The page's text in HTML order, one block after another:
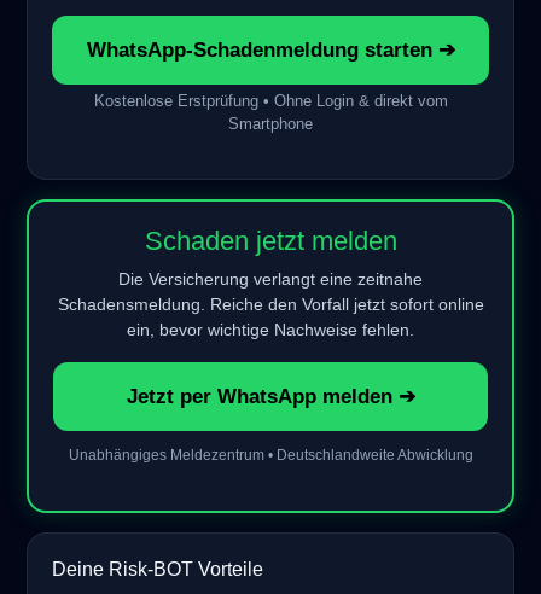
WhatsApp-Schadenmeldung starten ➔
Kostenlose Erstprüfung • Ohne Login & direkt vom
Smartphone
Schaden jetzt melden
Die Versicherung verlangt eine zeitnahe
Schadensmeldung. Reiche den Vorfall jetzt sofort online
ein, bevor wichtige Nachweise fehlen.
Jetzt per WhatsApp melden ➔
Unabhängiges Meldezentrum • Deutschlandweite Abwicklung
Deine Risk-BOT Vorteile